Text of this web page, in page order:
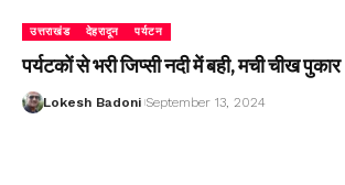
उत्तराखंड देहरादून पर्यटन
पर्यटकों से भरी जिप्सी नदी में बही, मची चीख पुकार
Lokesh Badoni September 13, 2024